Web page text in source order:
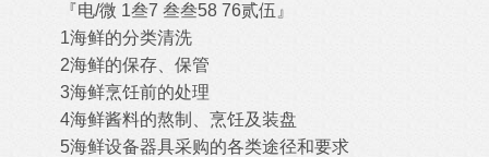
『电/微 1叁7 叁叁58 76贰伍』
1海鲜的分类清洗
2海鲜的保存、保管
3海鲜烹饪前的处理
4海鲜酱料的熬制、烹饪及装盘
5海鲜设备器具采购的各类途径和要求